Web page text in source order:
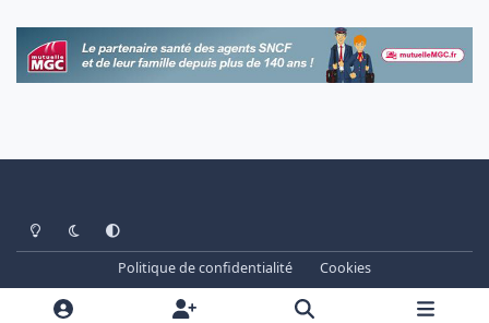
Light ModeDark ModeSystem Preference
Politique de confidentialité
Cookies
www.cheminots.net - Forum Libre depuis 2003
Powered by
Invision Community